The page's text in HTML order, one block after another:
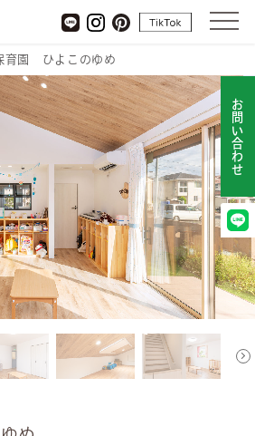
LINE Instagram
pinterest tiktok
育園 ひよこのゆめ
お問い合わせ